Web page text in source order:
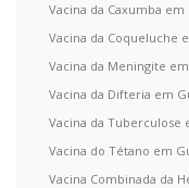
Vacina da Caxumba
Vacina da Coqueluche
Vacina da Meningite
Vacina da Difteria em
Vacina da Tuberculose
Vacina do Tétano em
Vacina Combinada da